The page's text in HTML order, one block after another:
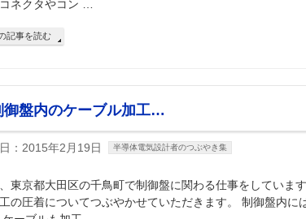
ネクタやコン …
記事を読む
御盤内のケーブル加工…
：2015年2月19日 半導体電気設計者のつぶやき集
東京都大田区の千鳥町で制御盤に関わる仕事をしていま
の圧着についてつぶやかせていただきます。 制御盤内に